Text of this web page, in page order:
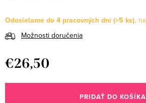
Odosielame do 4 pracovných dní(>5 ks)
Možnosti doručenia
€26,50
cena:
PRIDAŤ DO KOŠÍKA